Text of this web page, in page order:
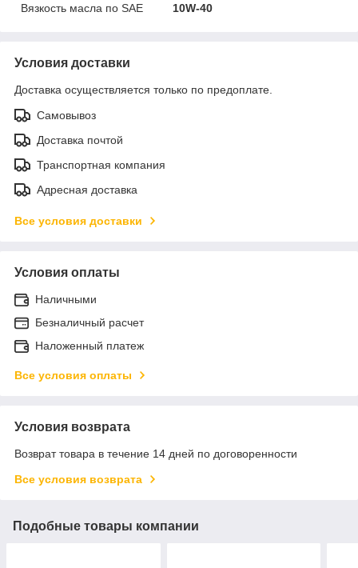
Вязкость масла по SAE
10W-40
Условия доставки
Доставка осуществляется только по предоплате.
Самовывоз
Доставка почтой
Транспортная компания
Адресная доставка
Все условия доставки
Условия оплаты
Наличными
Безналичный расчет
Наложенный платеж
Все условия оплаты
Условия возврата
Возврат товара в течение 14 дней по договоренности
Все условия возврата
Подобные товары компании